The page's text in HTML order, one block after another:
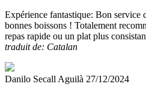
Expérience fantastique: Bon service
bonnes boissons ! Totalement
repas rapide ou un plat plus
traduit de: Catalan
Danilo Secall Aguilà 27/12/2024